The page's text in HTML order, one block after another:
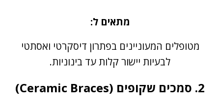
מתאים ל:
מטופלים המעוניינים בפתרון דיסקרטי ואסתטי
לבעיות יישור קלות עד בינוניות.
2. סמכים שקופים (Ceramic Braces)